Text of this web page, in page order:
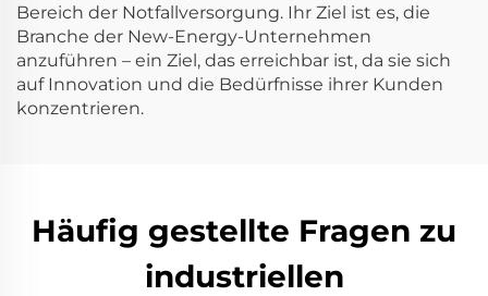
Bereich der Notfallversorgung. Ihr Ziel ist es, die
Branche der New-Energy-Unternehmen
anzuführen – ein Ziel, das erreichbar ist, da sie sich
auf Innovation und die Bedürfnisse ihrer Kunden
konzentrieren.
Häufig gestellte Fragen zu
industriellen